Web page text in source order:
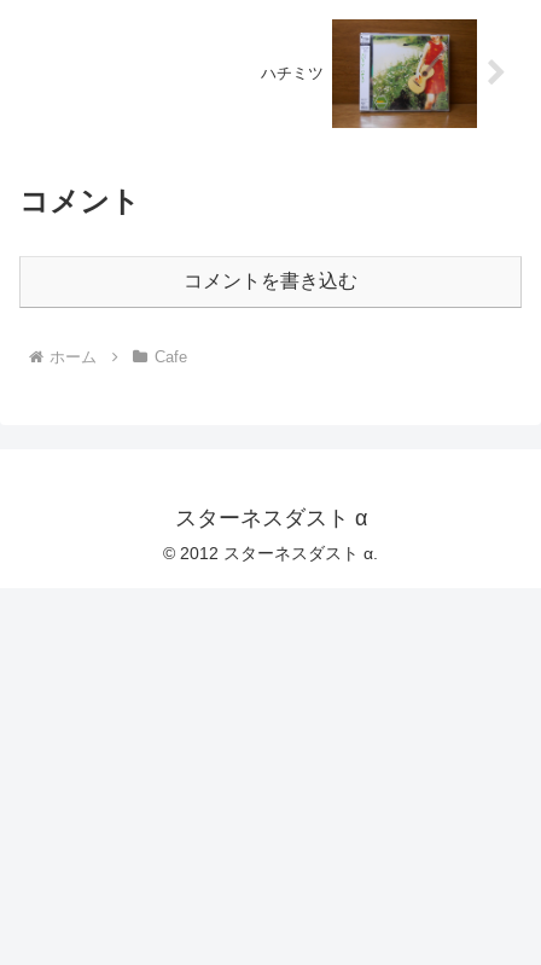
ハチミツ
コメント
コメントを書き込む
ホーム Cafe
スターネスダスト α
© 2012 スターネスダスト α.